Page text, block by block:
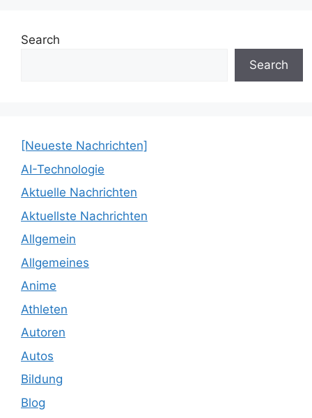
Search
Search
[Neueste Nachrichten]
AI-Technologie
Aktuelle Nachrichten
Aktuellste Nachrichten
Allgemein
Allgemeines
Anime
Athleten
Autoren
Autos
Bildung
Blog